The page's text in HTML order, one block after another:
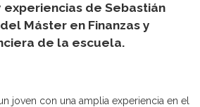
experiencias de Sebastián
Máster en Finanzas y
de la escuela.
joven con una amplia experiencia en el